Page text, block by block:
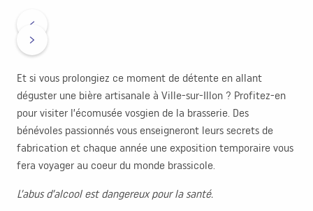
Et si vous prolongiez ce moment de détente en allant
déguster une bière artisanale à Ville-sur-Illon ? Profitez-en
pour visiter l’écomusée vosgien de la brasserie. Des
bénévoles passionnés vous enseigneront leurs secrets de
fabrication et chaque année une exposition temporaire vous
fera voyager au coeur du monde brassicole.
L’abus d’alcool est dangereux pour la santé.